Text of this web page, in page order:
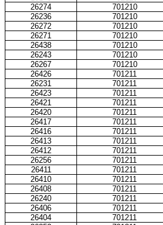
26274
701210
26236
701210
26272
701210
26271
701210
26438
701210
26243
701210
26267
701210
26426
701211
26231
701211
26423
701211
26421
701211
26420
701211
26417
701211
26416
701211
26413
701211
26412
701211
26256
701211
26411
701211
26410
701211
26408
701211
26240
701211
26406
701211
26404
701211